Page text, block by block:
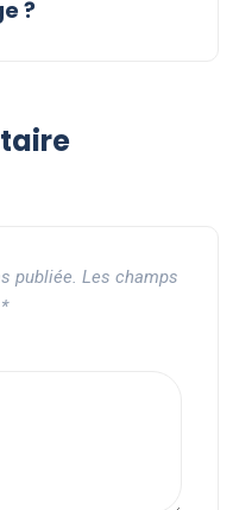
?
publiée. Les champs
*